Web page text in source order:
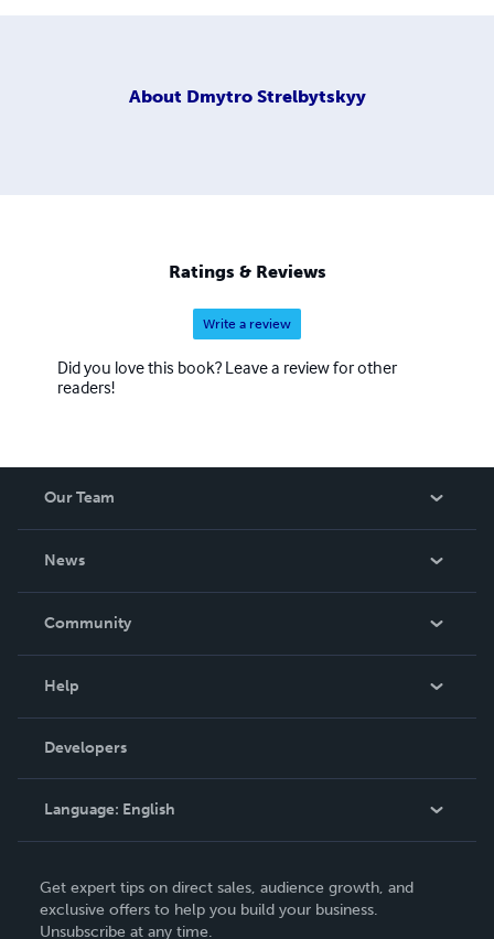
About Dmytro Strelbytskyy
Ratings & Reviews
Write a review
Did you love this book? Leave a review for other
readers!
Our Team
News
In The News
Community
Podcast
Help
Order Lookup
Knowledge Base
Contact Support
Developers
Language: English
Deutsch
Get expert tips on direct sales, audience growth, and
exclusive offers to help you build your business.
Unsubscribe at any time.